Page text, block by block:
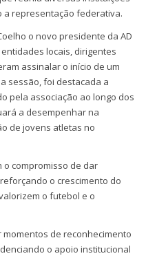
a representação federativa.
o novo presidente da AD
locais, dirigentes
assinalar o início de um
sessão, foi destacada a
pela associação ao longo dos
a desempenhar na
de jovens atletas no
o compromisso de dar
o crescimento do
o futebol e o
de reconhecimento
o apoio institucional